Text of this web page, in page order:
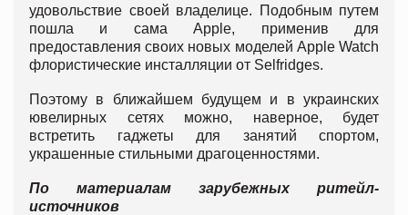
удовольствие своей владелице. Подобным путем
пошла и сама Apple, применив для
предоставления своих новых моделей Apple Watch
флористические инсталляции от Selfridges.
Поэтому в ближайшем будущем и в украинских
ювелирных сетях можно, наверное, будет
встретить гаджеты для занятий спортом,
украшенные стильными драгоценностями.
По материалам зарубежных ритейл-
источников